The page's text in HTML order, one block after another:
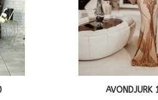
AVONDJURK